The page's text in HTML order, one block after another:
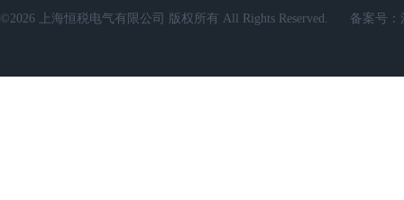
©2026 上海恒税电气有限公司 版权所有 All Rights Reserved. 备案号：